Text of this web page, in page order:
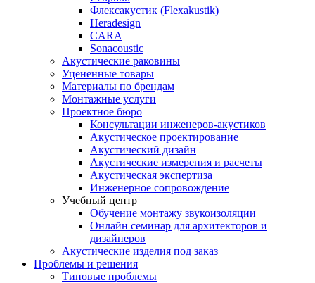
Флексакустик (Flexakustik)
Heradesign
CARA
Sonacoustic
Акустические раковины
Уцененные товары
Материалы по брендам
Монтажные услуги
Проектное бюро
Консультации инженеров-акустиков
Акустическое проектирование
Акустический дизайн
Акустические измерения и расчеты
Акустическая экспертиза
Инженерное сопровождение
Учебный центр
Обучение монтажу звукоизоляции
Онлайн семинар для архитекторов и
дизайнеров
Акустические изделия под заказ
Проблемы и решения
Типовые проблемы